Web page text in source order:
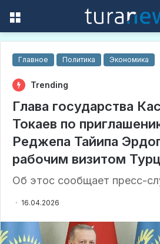
Главное Политика Экономика
Trending
Глава государства
Токаев по
Реджепа Тайипа
рабочим визитом
Об этос сообщает пресс-
16.04.2026